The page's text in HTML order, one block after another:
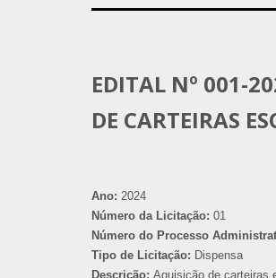
EDITAL Nº 001-
DE CARTEIRAS
Ano: 2024
Número da Licitação: 01
Número do Processo
Tipo de Licitação: Dispensa
Descrição: Aquisição de carteiras